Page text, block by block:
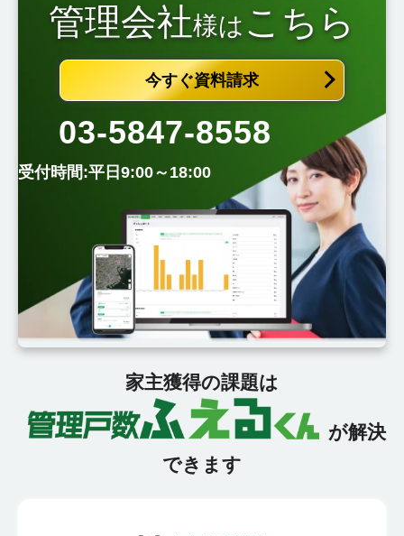
管理会社様は こちら
今すぐ資料請求
03-5847-8558
受付時間:平日9:00～18:00
家主獲得の課題は
が解決
できます